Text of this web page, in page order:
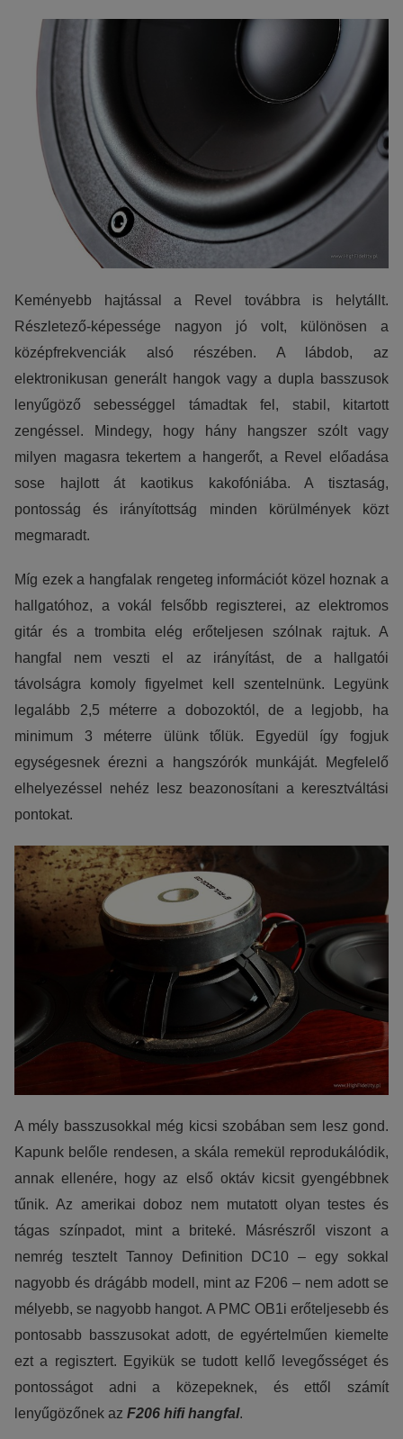
Keményebb hajtással a Revel továbbra is helytállt.
Részletező-képessége nagyon jó volt, különösen a
középfrekvenciák alsó részében. A lábdob, az
elektronikusan generált hangok vagy a dupla basszusok
lenyűgöző sebességgel támadtak fel, stabil, kitartott
zengéssel. Mindegy, hogy hány hangszer szólt vagy
milyen magasra tekertem a hangerőt, a Revel előadása
sose hajlott át kaotikus kakofóniába. A tisztaság,
pontosság és irányítottság minden körülmények közt
megmaradt.
Míg ezek a hangfalak rengeteg információt közel hoznak a
hallgatóhoz, a vokál felsőbb regiszterei, az elektromos
gitár és a trombita elég erőteljesen szólnak rajtuk. A
hangfal nem veszti el az irányítást, de a hallgatói
távolságra komoly figyelmet kell szentelnünk. Legyünk
legalább 2,5 méterre a dobozoktól, de a legjobb, ha
minimum 3 méterre ülünk tőlük. Egyedül így fogjuk
egységesnek érezni a hangszórók munkáját. Megfelelő
elhelyezéssel nehéz lesz beazonosítani a keresztváltási
pontokat.
A mély basszusokkal még kicsi szobában sem lesz gond.
Kapunk belőle rendesen, a skála remekül reprodukálódik,
annak ellenére, hogy az első oktáv kicsit gyengébbnek
tűnik. Az amerikai doboz nem mutatott olyan testes és
tágas színpadot, mint a briteké. Másrészről viszont a
nemrég tesztelt Tannoy Definition DC10 – egy sokkal
nagyobb és drágább modell, mint az F206 – nem adott se
mélyebb, se nagyobb hangot. A PMC OB1i erőteljesebb és
pontosabb basszusokat adott, de egyértelműen kiemelte
ezt a regisztert. Egyikük se tudott kellő levegősséget és
pontosságot adni a közepeknek, és ettől számít
lenyűgözőnek az F206 hifi hangfal.